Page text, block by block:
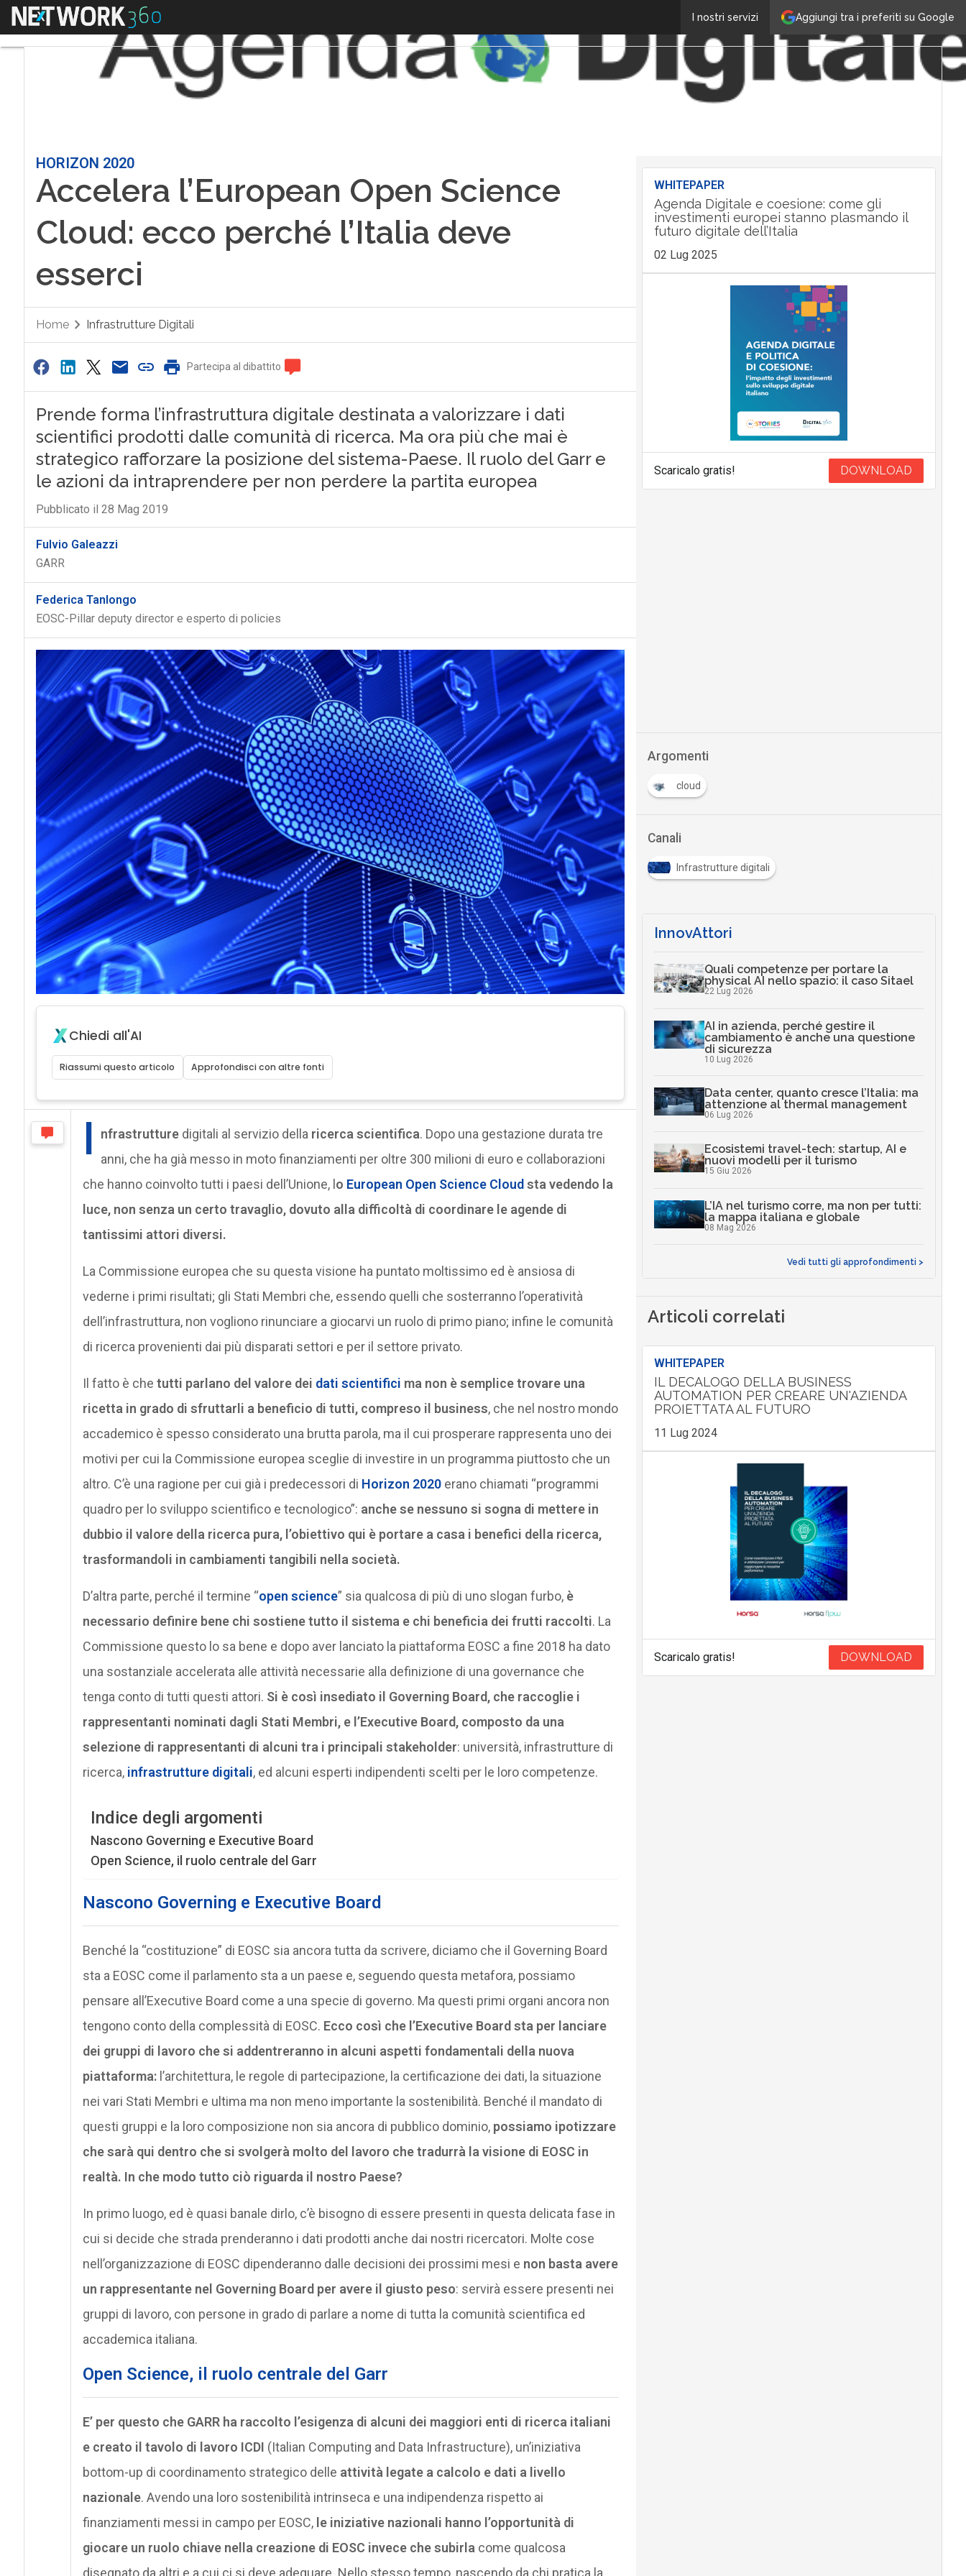
Aggiungi tra i preferiti su Google
I nostri servizi
Menu
HORIZON 2020
Accelera l’European Open Science
Cloud: ecco perché l’Italia deve
esserci
Home Infrastrutture Digitali
Partecipa al dibattito
Prende forma l’infrastruttura digitale destinata a valorizzare i dati
scientifici prodotti dalle comunità di ricerca. Ma ora più che mai è
strategico rafforzare la posizione del sistema-Paese. Il ruolo del Garr e
le azioni da intraprendere per non perdere la partita europea
Pubblicato il 28 Mag 2019
Fulvio Galeazzi
GARR
Federica Tanlongo
EOSC-Pillar deputy director e esperto di policies
Chiedi all'AI
Riassumi questo articolo Approfondisci con altre fonti
I nfrastrutturedigitali al servizio della ricerca scientifica. Dopo una gestazione durata tre
anni, che ha già messo in moto finanziamenti per oltre 300 milioni di euro e collaborazioni
che hanno coinvolto tutti i paesi dell’Unione, lo European Open Science Cloudsta vedendo la
luce, non senza un certo travaglio, dovuto alla difficoltà di coordinare le agende di
tantissimi attori diversi.
La Commissione europea che su questa visione ha puntato moltissimo ed è ansiosa di
vederne i primi risultati; gli Stati Membri che, essendo quelli che sosterranno l’operatività
dell’infrastruttura, non vogliono rinunciare a giocarvi un ruolo di primo piano; infine le comunità
di ricerca provenienti dai più disparati settori e per il settore privato.
Il fatto è che tutti parlano del valore dei dati scientifici ma non è semplice trovare una
ricetta in grado di sfruttarli a beneficio di tutti, compreso il business, che nel nostro mondo
accademico è spesso considerato una brutta parola, ma il cui prosperare rappresenta uno dei
motivi per cui la Commissione europea sceglie di investire in un programma piuttosto che un
altro. C’è una ragione per cui già i predecessori di Horizon 2020erano chiamati “programmi
quadro per lo sviluppo scientifico e tecnologico”: anche se nessuno si sogna di mettere in
dubbio il valore della ricerca pura, l’obiettivo qui è portare a casa i benefici della ricerca,
trasformandoli in cambiamenti tangibili nella società.
D’altra parte, perché il termine “open science” sia qualcosa di più di uno slogan furbo, è
necessario definire bene chi sostiene tutto il sistema e chi beneficia dei frutti raccolti. La
Commissione questo lo sa bene e dopo aver lanciato la piattaforma EOSC a fine 2018 ha dato
una sostanziale accelerata alle attività necessarie alla definizione di una governance che
tenga conto di tutti questi attori. Si è così insediato il Governing Board, che raccoglie i
rappresentanti nominati dagli Stati Membri, e l’Executive Board, composto da una
selezione di rappresentanti di alcuni tra i principali stakeholder: università, infrastrutture di
ricerca, infrastrutture digitali, ed alcuni esperti indipendenti scelti per le loro competenze.
Indice degli argomenti
Nascono Governing e Executive Board
Open Science, il ruolo centrale del Garr
Nascono Governing e Executive Board
Benché la “costituzione” di EOSC sia ancora tutta da scrivere, diciamo che il Governing Board
sta a EOSC come il parlamento sta a un paese e, seguendo questa metafora, possiamo
pensare all’Executive Board come a una specie di governo. Ma questi primi organi ancora non
tengono conto della complessità di EOSC. Ecco così che l’Executive Board sta per lanciare
dei gruppi di lavoro che si addentreranno in alcuni aspetti fondamentali della nuova
piattaforma:l’architettura, le regole di partecipazione, la certificazione dei dati, la situazione
nei vari Stati Membri e ultima ma non meno importante la sostenibilità. Benché il mandato di
questi gruppi e la loro composizione non sia ancora di pubblico dominio, possiamo ipotizzare
che sarà qui dentro che si svolgerà molto del lavoro che tradurrà la visione di EOSC in
realtà. In che modo tutto ciò riguarda il nostro Paese?
In primo luogo, ed è quasi banale dirlo, c’è bisogno di essere presenti in questa delicata fase in
cui si decide che strada prenderanno i dati prodotti anche dai nostri ricercatori. Molte cose
nell’organizzazione di EOSC dipenderanno dalle decisioni dei prossimi mesi e non basta avere
un rappresentante nel Governing Board per avere il giusto peso: servirà essere presenti nei
gruppi di lavoro, con persone in grado di parlare a nome di tutta la comunità scientifica ed
accademica italiana.
Open Science, il ruolo centrale del Garr
E’ per questo che GARR ha raccolto l’esigenza di alcuni dei maggiori enti di ricerca italiani
e creato il tavolo di lavoro ICDI (Italian Computing and Data Infrastructure), un’iniziativa
bottom-up di coordinamento strategico delle attività legate a calcolo e dati a livello
nazionale. Avendo una loro sostenibilità intrinseca e una indipendenza rispetto ai
finanziamenti messi in campo per EOSC, le iniziative nazionali hanno l’opportunità di
giocare un ruolo chiave nella creazione di EOSC invece che subirla come qualcosa
disegnato da altri e a cui ci si deve adeguare. Nello stesso tempo, nascendo da chi pratica la
WHITEPAPER
Agenda Digitale e coesione: come gli
investimenti europei stanno plasmando il
futuro digitale dell’Italia
02 Lug 2025
Scaricalo gratis! DOWNLOAD
Argomenti
cloud
Canali
Infrastrutture digitali
InnovAttori
Quali competenze per portare la
physical AI nello spazio: il caso Sitael
22 Lug 2026
AI in azienda, perché gestire il
cambiamento è anche una questione
di sicurezza
10 Lug 2026
Data center, quanto cresce l’Italia: ma
attenzione al thermal management
06 Lug 2026
Ecosistemi travel-tech: startup, AI e
nuovi modelli per il turismo
15 Giu 2026
L’IA nel turismo corre, ma non per tutti:
la mappa italiana e globale
08 Mag 2026
Vedi tutti gli approfondimenti >
Articoli correlati
WHITEPAPER
IL DECALOGO DELLA BUSINESS
AUTOMATION PER CREARE UN'AZIENDA
PROIETTATA AL FUTURO
11 Lug 2024
Scaricalo gratis! DOWNLOAD